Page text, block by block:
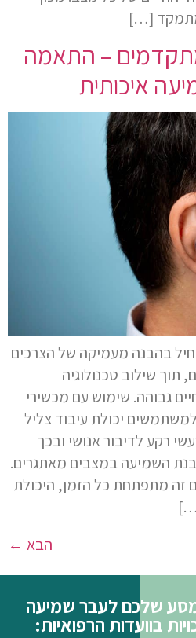
[…]
– התאמה
איכותית
בהבנה מעמיקה של הצרכים
תוך שילוב טכנולוגיה
גבוהה. שימוש עם מכשירי
יכולת עיבוד צליל
רקע לדיבור אנושי ובכך
השמיעה במצבים מאתגרים.
זה מתפתחת כל הזמן, היכולת
הבא ←
שלכם לעבר שמיעה
בוועדות הרפואיות: